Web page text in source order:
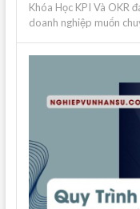
Khóa Học KPI Và OKR
doanh nghiệp muốn